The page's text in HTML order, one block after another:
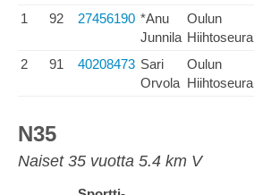
1 92 27456190 *Anu
Junnila
Oulun
Hiihtoseura
2 91 40208473 Sari
Orvola
Oulun
Hiihtoseura
N35
Naiset 35 vuotta 5.4 km V